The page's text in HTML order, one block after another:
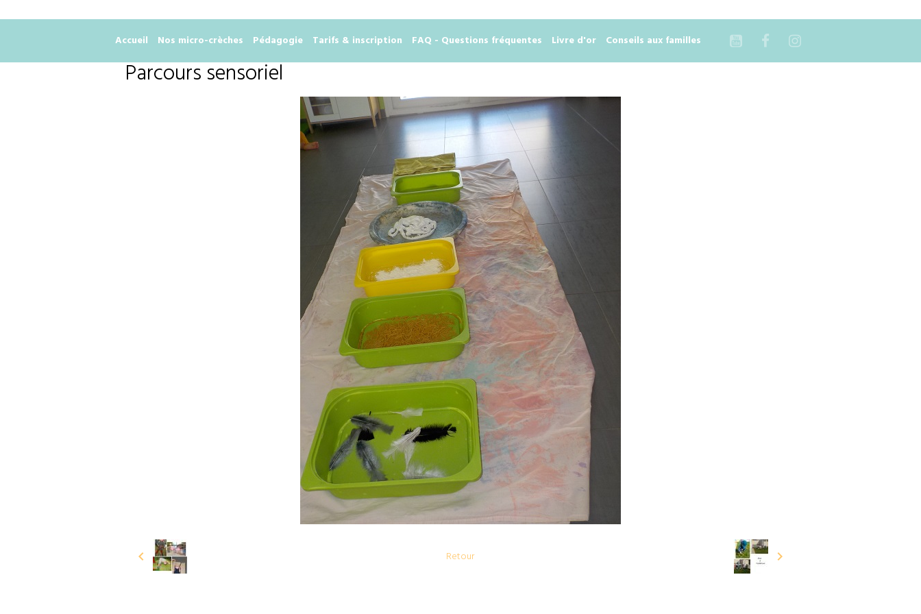
Accueil Nos micro-crèches Pédagogie Tarifs & inscription FAQ - Questions fréquentes Livre d'or Conseils aux familles
Parcours sensoriel
Retour